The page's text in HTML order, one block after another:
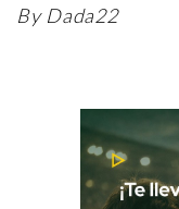
By Dada22